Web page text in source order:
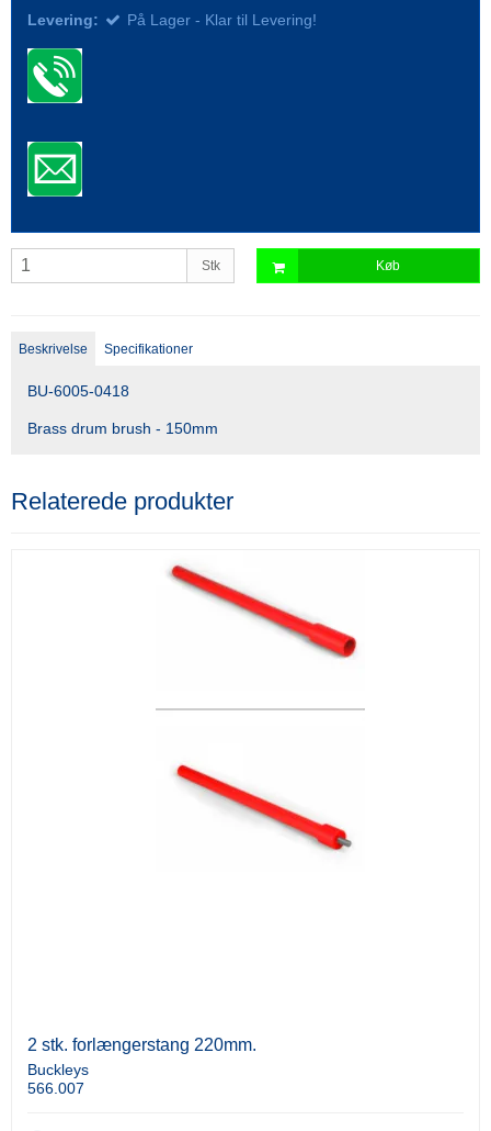
Levering: På Lager - Klar til Levering!
Stk Køb
Beskrivelse Specifikationer
BU-6005-0418
Brass drum brush - 150mm
Relaterede produkter
2 stk. forlængerstang 220mm.
Buckleys
566.007